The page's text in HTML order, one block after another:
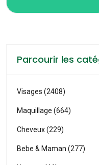
Parcourir les
Visages (2408)
Maquillage (664)
Cheveux (229)
Bebe & Maman (277)